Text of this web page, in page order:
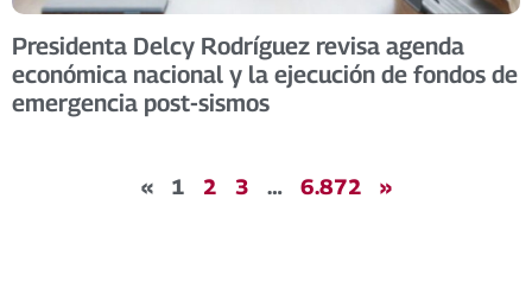
Presidenta Delcy Rodríguez revisa agenda
económica nacional y la ejecución de fondos de
emergencia post-sismos
« 1 2 3 … 6.872 »